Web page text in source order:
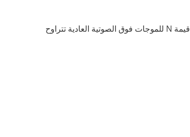
هناك جيل جديد من تقنية الانحلال يجعل قطر جزيئات الانحلال أصغر (<10μm) ، وتوحيد قطرة الانحلال أفضل ، ومؤشر التوحيد N يزيد عن 2. قيمة N للموجات فوق الصوتية العادية تتراوح